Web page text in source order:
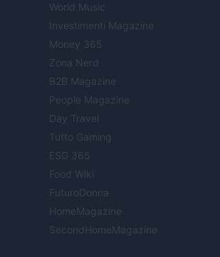
World Music
Investimenti Magazine
Money 365
Zona Nerd
B2B Magazine
People Magazine
Day Travel
Tutto Gaming
ESG 365
Food Wiki
FuturoDonna
HomeMagazine
SecondHomeMagazine